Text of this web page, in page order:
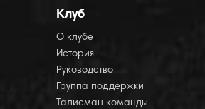
Клуб
О клубе
История
Руководство
Группа поддержки
Талисман команды